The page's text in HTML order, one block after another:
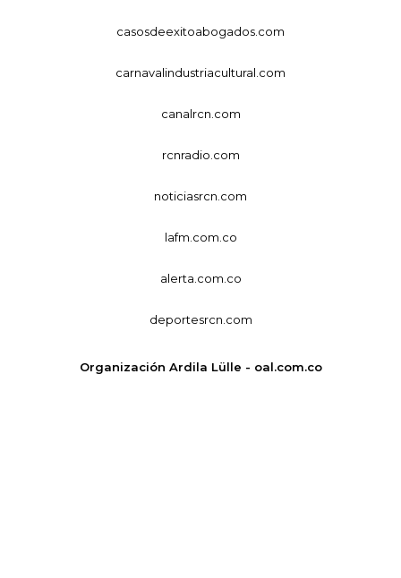
casosdeexitoabogados.com
carnavalindustriacultural.com
canalrcn.com
rcnradio.com
noticiasrcn.com
lafm.com.co
alerta.com.co
deportesrcn.com
Organización Ardila Lülle - oal.com.co